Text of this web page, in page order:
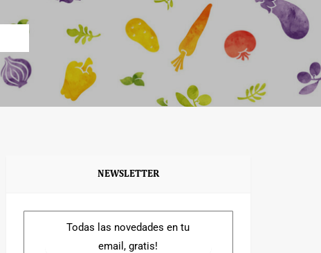
NEWSLETTER
Todas las novedades en tu
email, gratis!